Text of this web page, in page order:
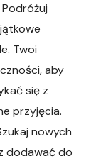
Podróżuj
Twoi
aby
się z
przyjęcia.
nowych
dodawać do